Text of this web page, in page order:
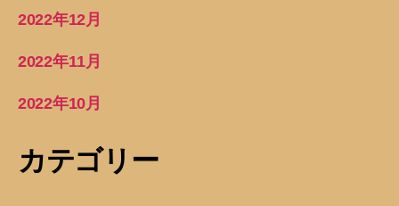
2022年12月
2022年11月
2022年10月
カテゴリー